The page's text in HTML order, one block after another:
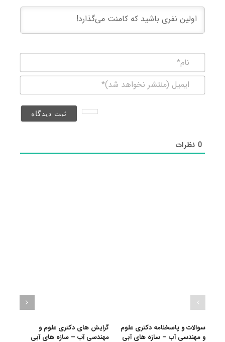
(منتشر
0نظرات
سوالات و پاسخنامه دکتری علوم
و مهندسی آب – سازه های آبی
گرایش های دکتری علوم و
مهندسی آب – سازه های آبی